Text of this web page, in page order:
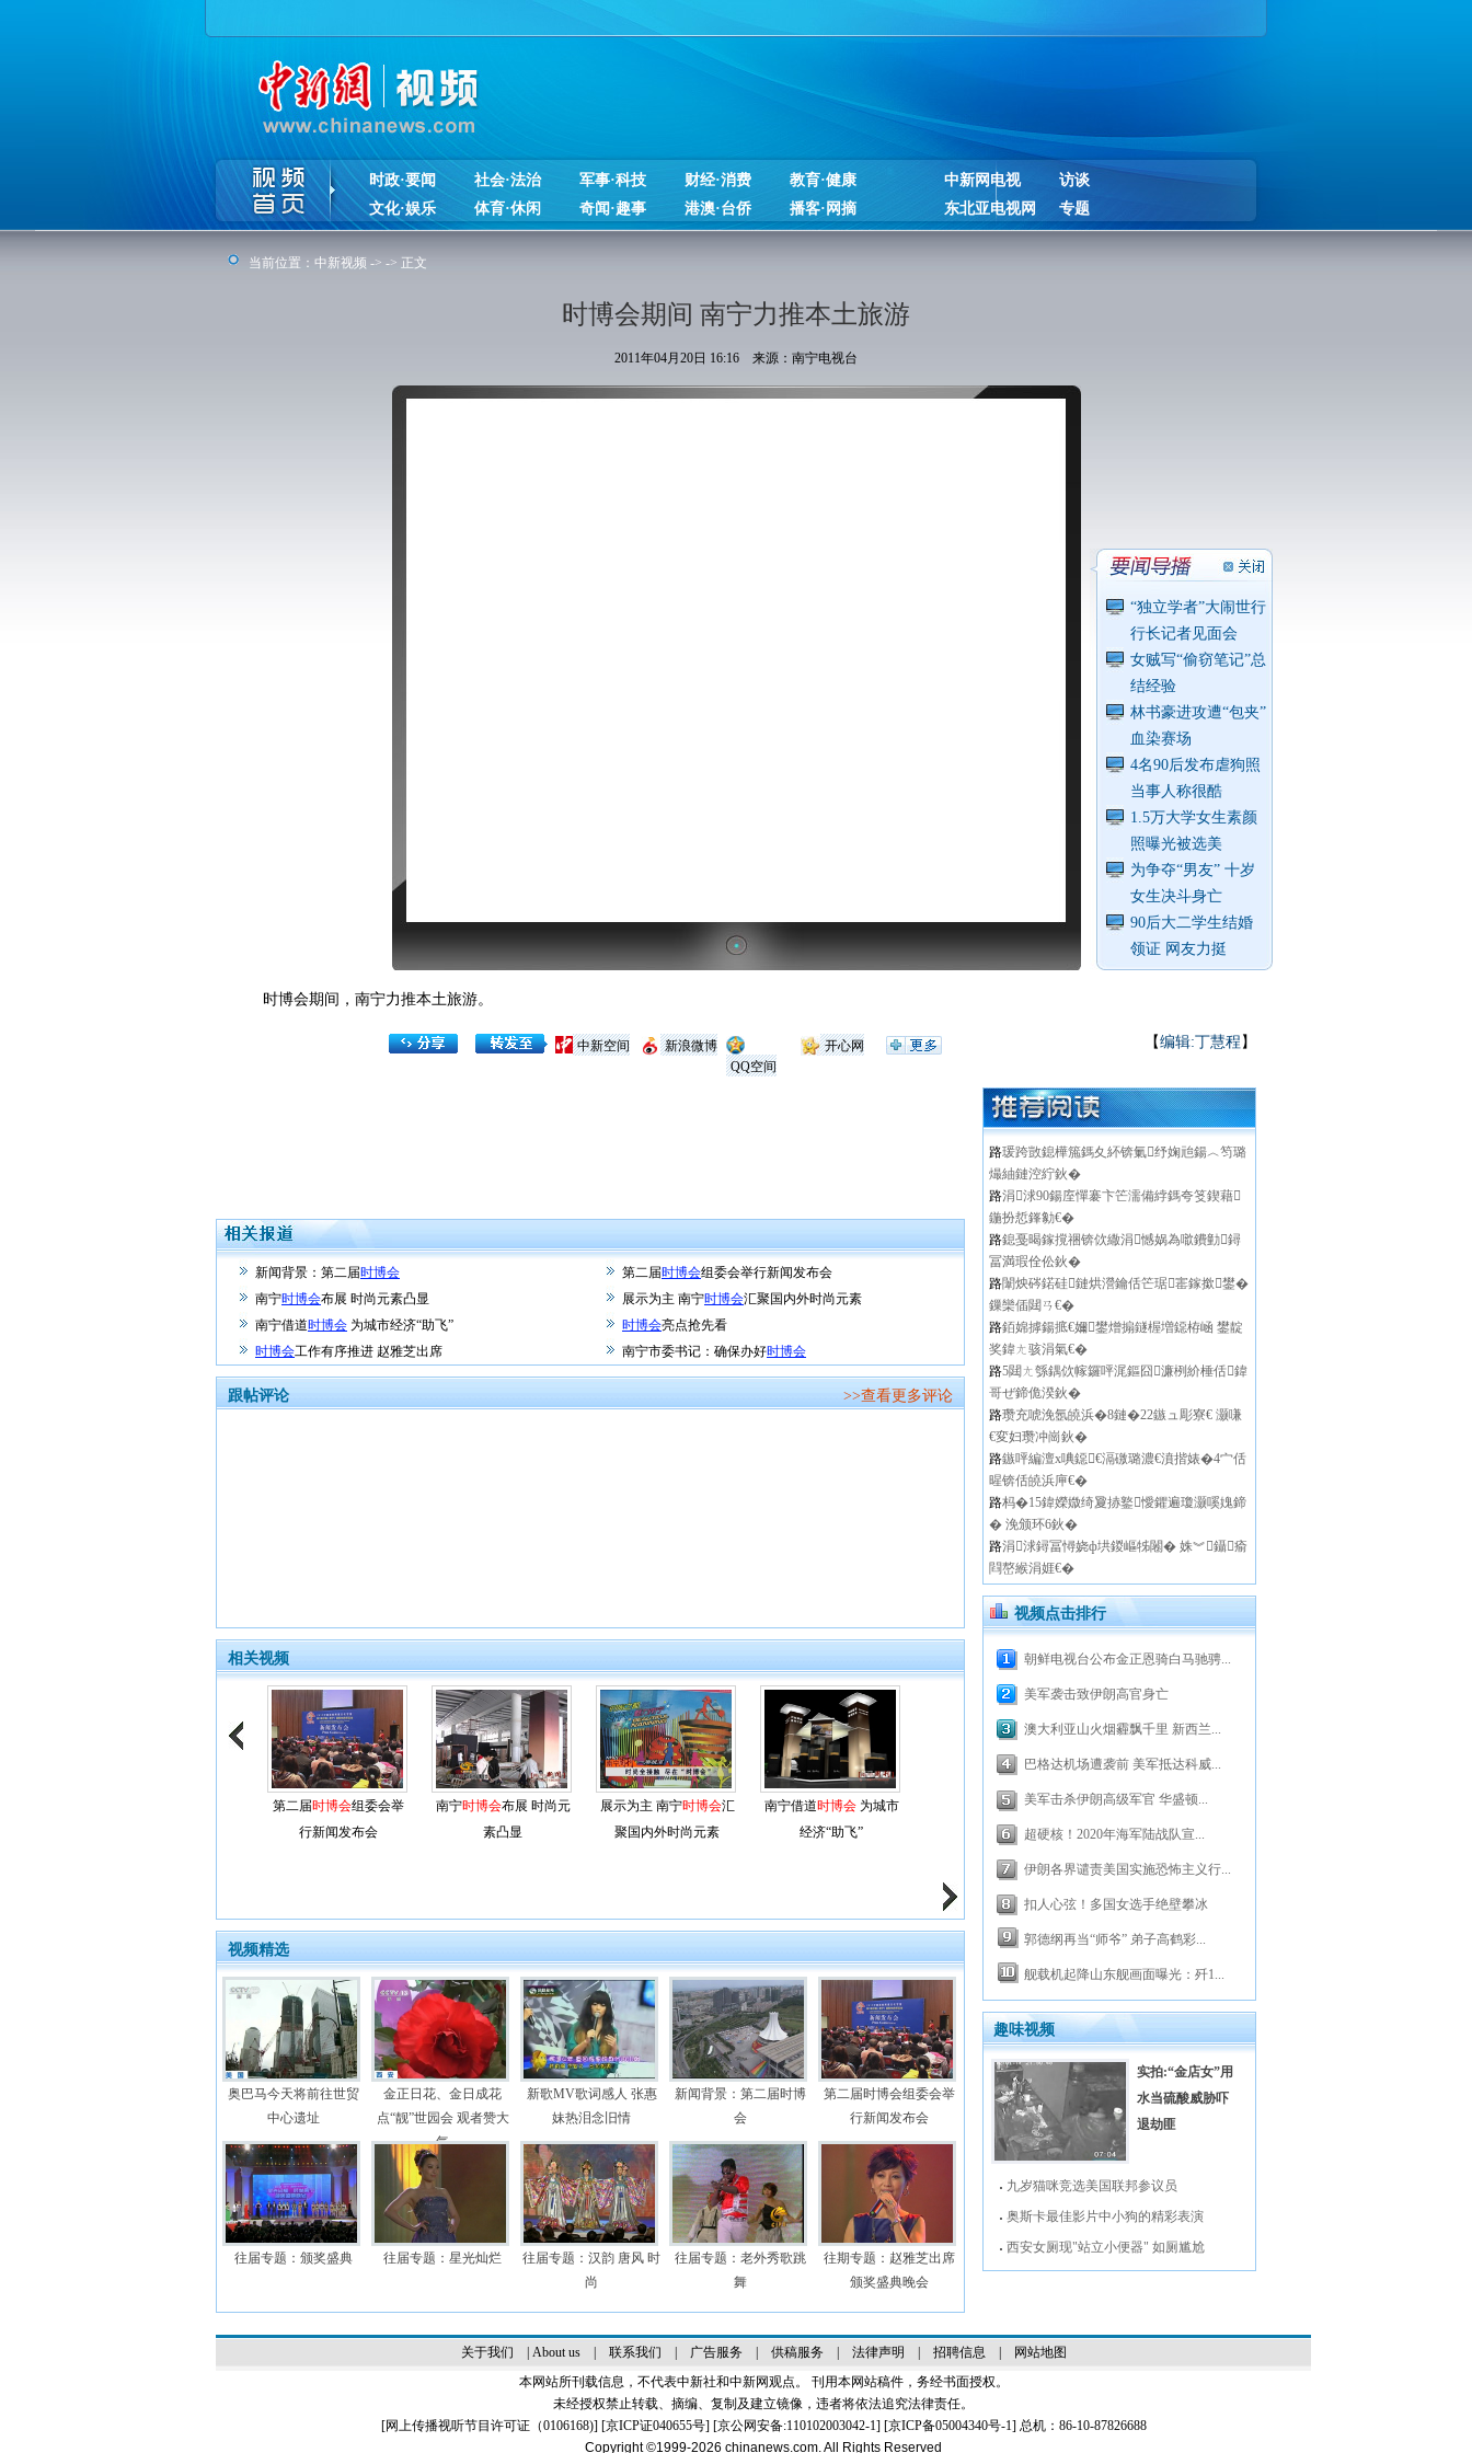
时政·要闻 社会·法治 军事·科技 财经·消费
教育·健康
文化·娱乐
体育·休闲 奇闻·趣事 港澳·台侨 播客·网摘
中新网电视
访谈
东北亚电视网
专题
当前位置： 中新视频 -> -> 正文
时博会期间 南宁力推本土旅游
2011年04月20日 16:16 来源：南宁电视台
“独立学者”大闹世行
行长记者见面会
女贼写“偷窃笔记”总
结经验
林书豪进攻遭“包夹”
血染赛场
4名90后发布虐狗照
当事人称很酷
1.5万大学女生素颜
照曝光被选美
为争夺“男友” 十岁
女生决斗身亡
90后大二学生结婚
领证 网友力挺
时博会期间，南宁力推本土旅游。
【编辑:丁慧程 】
开心网
QQ空间
新浪微博
中新空间
新闻背景：第二届时博会 第二届时博会组委会举行新闻发布会
南宁时博会布展 时尚元素凸显 展示为主 南宁时博会汇聚国内外时尚元素
南宁借道时博会 为城市经济“助飞” 时博会亮点抢先看
时博会工作有序推进 赵雅芝出席 南宁市委书记：确保办好时博会
跟帖评论 >>查看更多评论
相关视频
第二届时博会组委会举
行新闻发布会
南宁时博会布展 时尚元
素凸显
展示为主 南宁时博会汇
聚国内外时尚元素
南宁借道时博会为城市
经济“助飞”
视频精选
奥巴马今天将前往世贸
中心遗址
金正日花、金日成花
点“靓”世园会 观者赞大
气
新歌MV歌词感人 张惠
妹热泪念旧情
新闻背景：第二届时博
会
第二届时博会组委会举
行新闻发布会
往届专题：颁奖盛典 往届专题：星光灿烂
往届专题：汉韵 唐风 时
尚
往届专题：老外秀歌跳
舞
往期专题：赵雅芝出席
颁奖盛典晚会
路瑗跨敳鎴樺箷鎷夊紑锛氭纾婅兘鍚︿笉璐
熶紬鏈涳紵鈥�
路涓浗90鍚庢憚褰卞笀濡備綍鎷夸笅鍥藉
鍦扮悊鎽勨€�
路鎴戞暍鎵撹祵锛佽繖涓憾娲為噷鐨勭鐞
冨満瑕佺伀鈥�
路闈炴硶鍩硅鏈烘瀯鑰佸笀琚寚鎵撳鐢�
鏁欒偛閮ㄢ€�
路銆婂摢鍚掋€嬭鐢熷搧鐩楃増鐚栫崡 鐢靛
奖鍏ㄤ骇涓氣€�
路5閮ㄤ綔鍝佽幏鑼呯浘鏂囧濂栵紒棰佸鍏
哥ぜ鍗佹湀鈥�
路瓒充唬浼氬皢浜�8鏈�22鏃ュ彫寮€ 灏嗛
€変妇瓒冲崗鈥�
路鏃呯編澶х唺鐚€滆礉璐濃€濆揩婊�4宀佸
暒锛佸皢浜庘€�
路杩�15鍏嬫媺绮夐捇鐜懓鑺遍瓊灏嗘媿鍗
� 浼颁环6鈥�
路涓浗鐞冨憳娆ф垬鍐嶇牬闂� 姝︾鑷瘉
閰嶅緱涓娾€�
视频点击排行
朝鲜电视台公布金正恩骑白马驰骋...
美军袭击致伊朗高官身亡
澳大利亚山火烟霾飘千里 新西兰...
巴格达机场遭袭前 美军抵达科威...
美军击杀伊朗高级军官 华盛顿...
超硬核！2020年海军陆战队宣...
伊朗各界谴责美国实施恐怖主义行...
扣人心弦！多国女选手绝壁攀冰
郭德纲再当“师爷” 弟子高鹤彩...
舰载机起降山东舰画面曝光：歼1...
趣味视频
实拍:“金店女”用
水当硫酸威胁吓
退劫匪
九岁猫咪竞选美国联邦参议员
奥斯卡最佳影片中小狗的精彩表演
西安女厕现"站立小便器" 如厕尴尬
关于我们 About us| 联系我们 广告服务| 供稿服务| 法律声明 招聘信息
网站地图
本网站所刊载信息，不代表中新社和中新网观点。 刊用本网站稿件，务经书面授权。
未经授权禁止转载、摘编、复制及建立镜像，违者将依法追究法律责任。
[网上传播视听节目许可证（0106168)] [京ICP证040655号] [京公网安备:110102003042-1] [京ICP备05004340号-1] 总机：86-10-87826688
Copyright ©1999-2026 chinanews.com. All Rights Reserved